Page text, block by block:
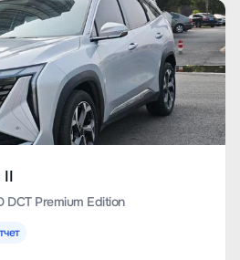
II
DCT Premium Edition